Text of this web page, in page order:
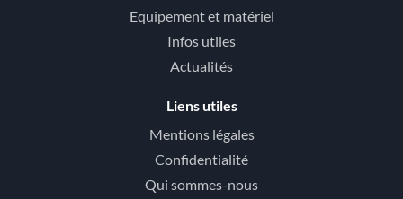
Equipement et matériel
Infos utiles
Actualités
Liens utiles
Mentions légales
Confidentialité
Qui sommes-nous